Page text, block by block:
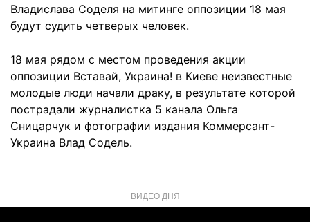
Владислава Соделя на митинге оппозиции 18 мая
будут судить четверых человек.
18 мая рядом с местом проведения акции
оппозиции Вставай, Украина! в Киеве неизвестные
молодые люди начали драку, в результате которой
пострадали журналистка 5 канала Ольга
Сницарчук и фотографии издания Коммерсант-
Украина Влад Содель.
ВИДЕО ДНЯ